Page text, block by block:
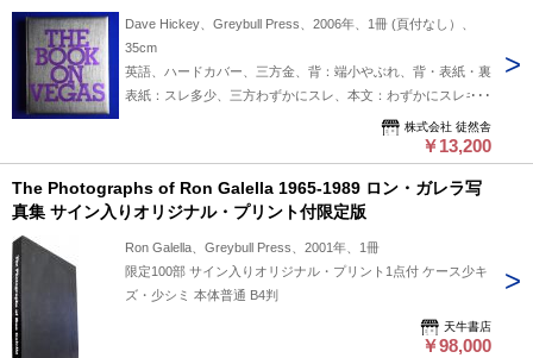
Dave Hickey、Greybull Press、2006年、1冊 (頁付なし）、
35cm
英語、ハードカバー、三方金、背：端小やぶれ、背・表紙・裏
表紙：スレ多少、三方わずかにスレ、本文：わずかにスレキズ
株式会社 徒然舎
￥13,200
The Photographs of Ron Galella 1965-1989 ロン・ガレラ写
真集 サイン入りオリジナル・プリント付限定版
Ron Galella、Greybull Press、2001年、1冊
限定100部 サイン入りオリジナル・プリント1点付 ケース少キ
ズ・少シミ 本体普通 B4判
天牛書店
￥98,000